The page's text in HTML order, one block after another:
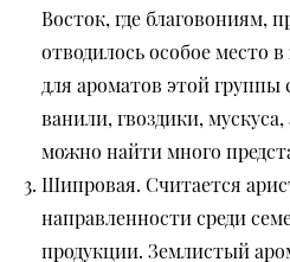
Восток, где благовониям,
отводилось особое место
для ароматов этой
ванили, гвоздики,
можно найти много
Шипровая. Считается
направленности среди
продукции. Землистый